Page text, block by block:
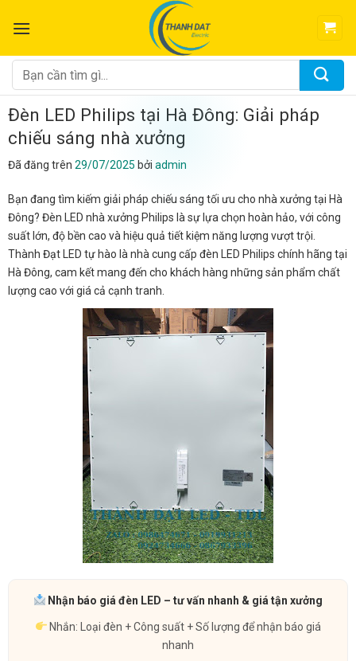
đến
dung
Tìm
kiếm:
Đèn LED Philips tại Hà Đông: Giải pháp
chiếu sáng nhà xưởng
Đã đăng trên 29/07/2025 bởi admin
Bạn đang tìm kiếm giải pháp chiếu sáng tối ưu cho nhà xưởng tại Hà
Đông? Đèn LED nhà xưởng Philips là sự lựa chọn hoàn hảo, với công
suất lớn, độ bền cao và hiệu quả tiết kiệm năng lượng vượt trội.
Thành Đạt LED tự hào là nhà cung cấp đèn LED Philips chính hãng tại
Hà Đông, cam kết mang đến cho khách hàng những sản phẩm chất
lượng cao với giá cả cạnh tranh.
Nhận báo giá đèn LED – tư vấn nhanh & giá tận xưởng
Nhắn: Loại đèn + Công suất + Số lượng để nhận báo giá
nhanh